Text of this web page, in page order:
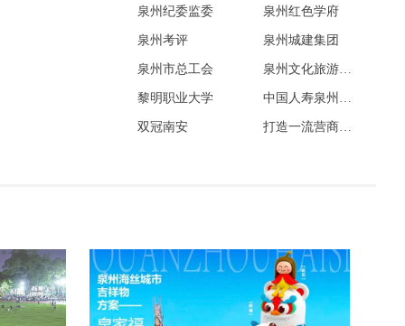
泉州纪委监委 泉州红色学府
泉州考评 泉州城建集团
泉州市总工会 泉州文化旅游发展集团
黎明职业大学 中国人寿泉州分公司
双冠南安 打造一流营商环境